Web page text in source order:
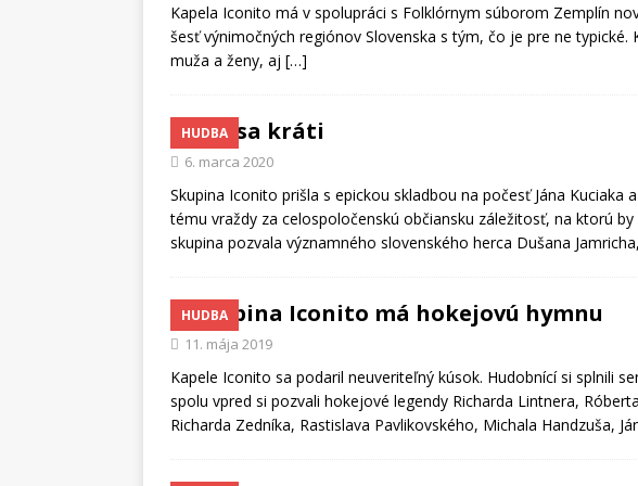
Kapela Iconito má v spolupráci s Folklórnym súborom Zemplín
šesť výnimočných regiónov Slovenska s tým, čo je pre ne typické.
muža a ženy, aj […]
HUDBA
Čas sa kráti
6. marca 2020
Skupina Iconito prišla s epickou skladbou na počesť Jána Kuciaka
tému vraždy za celospoločenskú občiansku záležitosť, na ktorú
skupina pozvala významného slovenského herca Dušana Jamricha,
HUDBA
Skupina Iconito má hokejovú hymnu
11. mája 2019
Kapele Iconito sa podaril neuveriteľný kúsok. Hudobnící si splnili
spolu vpred si pozvali hokejové legendy Richarda Lintnera,
Richarda Zedníka, Rastislava Pavlikovského, Michala Handzuša,